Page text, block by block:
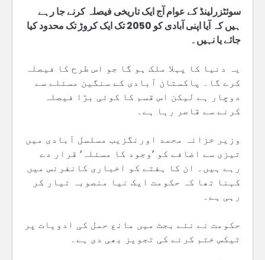
سوئٹزرلینڈ کے عوام آج ایک تاریخی فیصلہ کرنے جا رہے
ہیں کہ آیا اپنی آبادی کو 2050 تک ایک کروڑ تک محدود کیا
جائے یا نہیں۔
یہ دنیا کا پہلا ملک ہو گا جو اس طرح کا فیصلہ
کرے گا۔ پاکستان آبادی کے سنگین مسئلے سے
دوچار ہے لیکن اس قسم کا کوئی بڑا فیصلہ
کرنے سے قاصر رہا ہے۔
وزیر خزانہ محمد اورنگزیب مسلسل آبادی میں
تیزی سے اضافے کو ’وجود کا مسئلہ‘ قرار دے
رہے ہیں۔ ان کا ہفتے کو اخباری کانفرنس میں
کہنا تھا کہ حکومت ایک نیا منصوبہ تیار کر
رہی ہے۔
حکومت نے نئے بجٹ میں مانع حمل کی ادویات پر
ٹیکس ختم کرنے کی تجویز بھی دی ہے۔